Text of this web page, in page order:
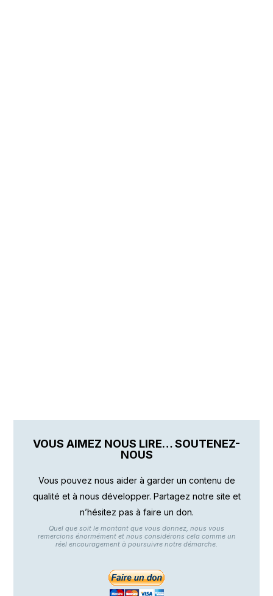
VOUS AIMEZ NOUS LIRE… SOUTENEZ-
NOUS
Vous pouvez nous aider à garder un contenu de
qualité et à nous développer. Partagez notre site et
n’hésitez pas à faire un don.
Quel que soit le montant que vous donnez, nous vous
remercions énormément et nous considérons cela comme un
réel encouragement à poursuivre notre démarche.